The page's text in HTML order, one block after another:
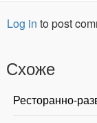
Log in to post
Схоже
Ресторанно-